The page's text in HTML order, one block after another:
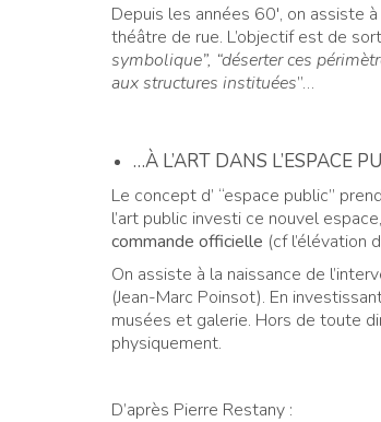
Depuis les années 60′, on assiste
théâtre de rue. L’objectif est de
symbolique”, “déserter ces
aux structures instituées”…
…À L’ART DANS L’ESPACE
Le concept d’ “espace public”
l’art public investi ce nouvel
commande officielle (cf l’élévation
On assiste à la naissance de
(Jean-Marc Poinsot). En
musées et galerie. Hors de toute
physiquement.
D’après Pierre Restany :